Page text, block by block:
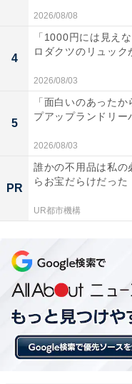
軽くてコンパクト
小型なのに想像以
固な黒ずみがみる
本体背面にノズル
手軽に扱える高圧洗浄
で保管したい人には、
2026/08/08
4
「1000円には見え
ロダクツのリュック
2026/08/03
5
「面白いのあった
プアップランドリー
2026/08/03
PR
誰かの不用品は私の
らお宝だらけだった
UR都市機構